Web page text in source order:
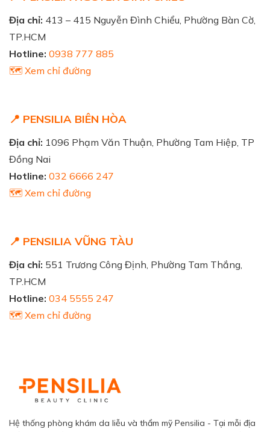
Địa chỉ: 413 – 415 Nguyễn Đình Chiểu, Phường Bàn Cờ,
TP.HCM
Hotline: 0938 777 885
🗺️ Xem chỉ đường
📍 PENSILIA BIÊN HÒA
Địa chỉ: 1096 Phạm Văn Thuận, Phường Tam Hiệp, TP
Đồng Nai
Hotline: 032 6666 247
🗺️ Xem chỉ đường
📍 PENSILIA VŨNG TÀU
Địa chỉ: 551 Trương Công Định, Phường Tam Thắng,
TP.HCM
Hotline: 034 5555 247
🗺️ Xem chỉ đường
Hệ thống phòng khám da liễu và thẩm mỹ Pensilia - Tại mỗi địa